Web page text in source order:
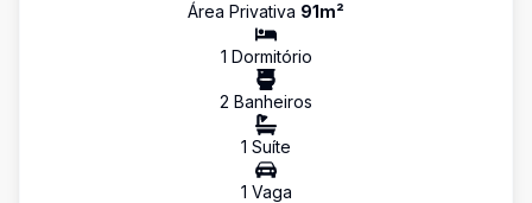
Área Privativa 91m²
1 Dormitório
2 Banheiros
1 Suíte
1 Vaga